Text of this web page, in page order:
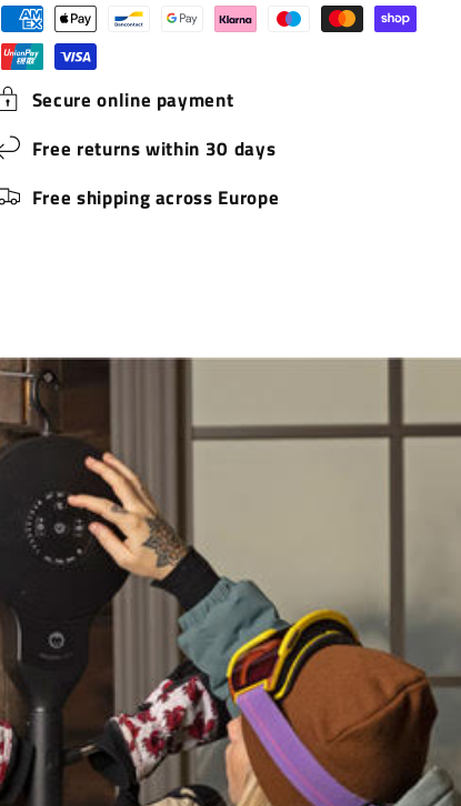
Breite (cm)
16,50
Tiefe (cm)
Gewicht (kg)
Adapter
Zahlungsmethoden
Secure online payment
Free returns within 30 days
Free shipping across Europe